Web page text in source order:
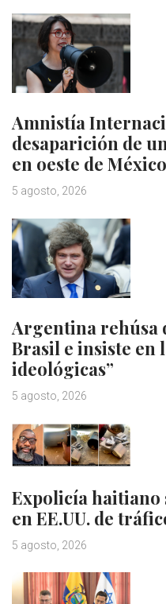
Amnistía
desaparición de
en oeste de México
5 agosto, 2026
Argentina rehúsa
Brasil e insiste en
ideológicas”
5 agosto, 2026
Expolicía haitiano
en EE.UU. de
5 agosto, 2026